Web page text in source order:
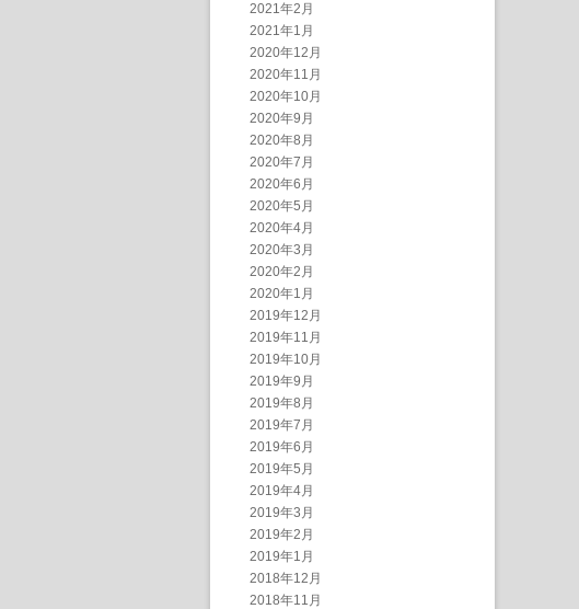
2021年2月
2021年1月
2020年12月
2020年11月
2020年10月
2020年9月
2020年8月
2020年7月
2020年6月
2020年5月
2020年4月
2020年3月
2020年2月
2020年1月
2019年12月
2019年11月
2019年10月
2019年9月
2019年8月
2019年7月
2019年6月
2019年5月
2019年4月
2019年3月
2019年2月
2019年1月
2018年12月
2018年11月